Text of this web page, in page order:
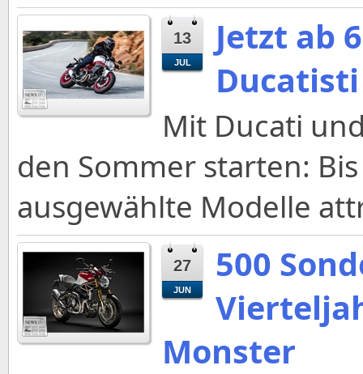
13
JUL
Jetzt ab
Mit Ducati
den Sommer starten:
ausgewählte Modelle
27
JUN
500
Monster